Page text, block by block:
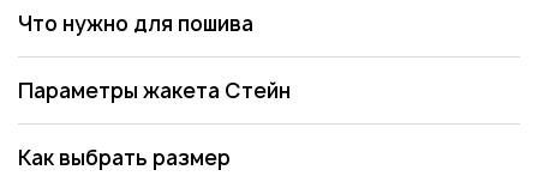
Что нужно для пошива
Параметры жакета Стейн
Как выбрать размер